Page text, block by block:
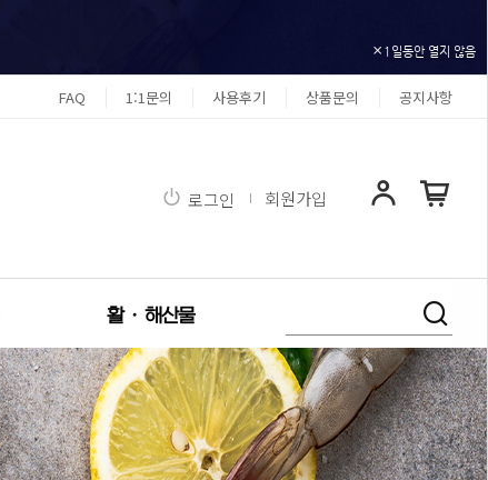
1일동안 열지 않음
FAQ 1:1문의 사용후기 상품문의 공지사항
로그인 회원가입
활 · 해산물